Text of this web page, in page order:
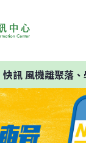
快訊風機離聚落、